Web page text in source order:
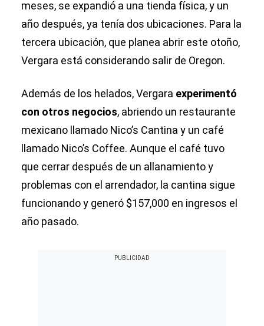
meses, se expandió a una tienda física, y un
año después, ya tenía dos ubicaciones. Para la
tercera ubicación, que planea abrir este otoño,
Vergara está considerando salir de Oregon.
Además de los helados, Vergara experimentó
con otros negocios, abriendo un restaurante
mexicano llamado Nico’s Cantina y un café
llamado Nico’s Coffee. Aunque el café tuvo
que cerrar después de un allanamiento y
problemas con el arrendador, la cantina sigue
funcionando y generó $157,000 en ingresos el
año pasado.